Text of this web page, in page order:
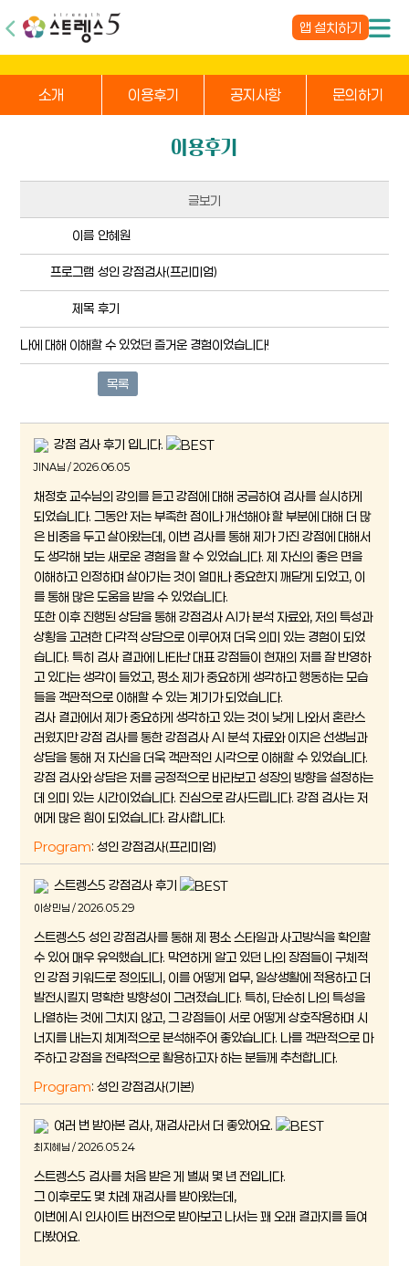
앱 설치하기
소개 이용후기 공지사항 문의하기
이용후기
글보기
이름 안혜원
프로그램 성인 강점검사(프리미엄)
제목 후기
나에 대해 이해할 수 있었던 즐거운 경험이었습니다!
목록
강점 검사 후기 입니다.
JINA님 / 2026.06.05
채정호 교수님의 강의를 듣고 강점에 대해 궁금하여 검사를 실시하게
되었습니다. 그동안 저는 부족한 점이나 개선해야 할 부분에 대해 더 많
은 비중을 두고 살아왔는데, 이번 검사를 통해 제가 가진 강점에 대해서
도 생각해 보는 새로운 경험을 할 수 있었습니다. 제 자신의 좋은 면을
이해하고 인정하며 살아가는 것이 얼마나 중요한지 깨닫게 되었고, 이
를 통해 많은 도움을 받을 수 있었습니다.
또한 이후 진행된 상담을 통해 강점검사 AI가 분석 자료와, 저의 특성과
상황을 고려한 다각적 상담으로 이루어져 더욱 의미 있는 경험이 되었
습니다. 특히 검사 결과에 나타난 대표 강점들이 현재의 저를 잘 반영하
고 있다는 생각이 들었고, 평소 제가 중요하게 생각하고 행동하는 모습
들을 객관적으로 이해할 수 있는 계기가 되었습니다.
검사 결과에서 제가 중요하게 생각하고 있는 것이 낮게 나와서 혼란스
러웠지만 강점 검사를 통한 강점검사 AI 분석 자료와 이지은 선생님과
상담을 통해 저 자신을 더욱 객관적인 시각으로 이해할 수 있었습니다.
강점 검사와 상담은 저를 긍정적으로 바라보고 성장의 방향을 설정하는
데 의미 있는 시간이었습니다. 진심으로 감사드립니다. 강점 검사는 저
에게 많은 힘이 되었습니다. 감사합니다.
Program: 성인 강점검사(프리미엄)
스트렝스5 강점검사 후기
이상민님 / 2026.05.29
스트렝스5 성인 강점검사를 통해 제 평소 스타일과 사고방식을 확인할
수 있어 매우 유익했습니다. 막연하게 알고 있던 나의 장점들이 구체적
인 강점 키워드로 정의되니, 이를 어떻게 업무, 일상생활에 적용하고 더
발전시킬지 명확한 방향성이 그려졌습니다. 특히, 단순히 나의 특성을
나열하는 것에 그치지 않고, 그 강점들이 서로 어떻게 상호작용하며 시
너지를 내는지 체계적으로 분석해주어 좋았습니다. 나를 객관적으로 마
주하고 강점을 전략적으로 활용하고자 하는 분들께 추천합니다.
Program: 성인 강점검사(기본)
여러 번 받아본 검사, 재검사라서 더 좋았어요.
최지혜님 / 2026.05.24
스트렝스5 검사를 처음 받은 게 벌써 몇 년 전입니다.
그 이후로도 몇 차례 재검사를 받아왔는데,
이번에 AI 인사이트 버전으로 받아보고 나서는 꽤 오래 결과지를 들여
다봤어요.